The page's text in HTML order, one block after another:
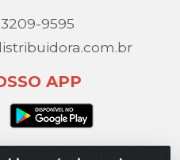
3209-9595
APP